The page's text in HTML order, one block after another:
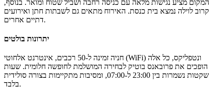
המקום מציע נגישות מלאה עם כניסה רחבה ושביל שטוח ומואר. בנוסף,
קרוב לוילה נמצא בית כנסת. האירוח מתאים גם לשבתות חתן ואירועים
דתיים אחרים.
יתרונות בולטים
חניה זמינה ל-50 רכבים, אינטרנט אלחוטי (WiFi) ונטפליקס, כל אלה
הופכים את פרובאנס בוטיק לבחירה המושלמת לחופשה חלומית. שעות
שקטות נשמרות בין 23:00 ל-07:00, ומסיבות מתקיימות בצורה סולידית
בלבד.